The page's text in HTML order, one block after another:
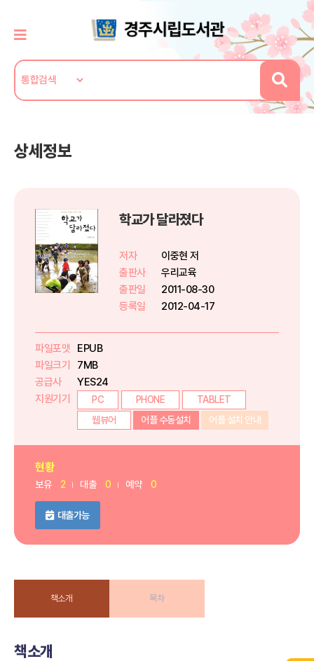
상세정보
학교가 달라졌다
저자
이중현 저
출판사
우리교육
출판일
2011-08-30
등록일
2012-04-17
파일포맷
EPUB
파일크기
7MB
공급사
YES24
지원기기
PC PHONE
TABLET
웹뷰어
어플 수동설치 어플 설치 안내
현황
보유 2 대출 0 예약 0
대출가능
책소개 목차
책소개